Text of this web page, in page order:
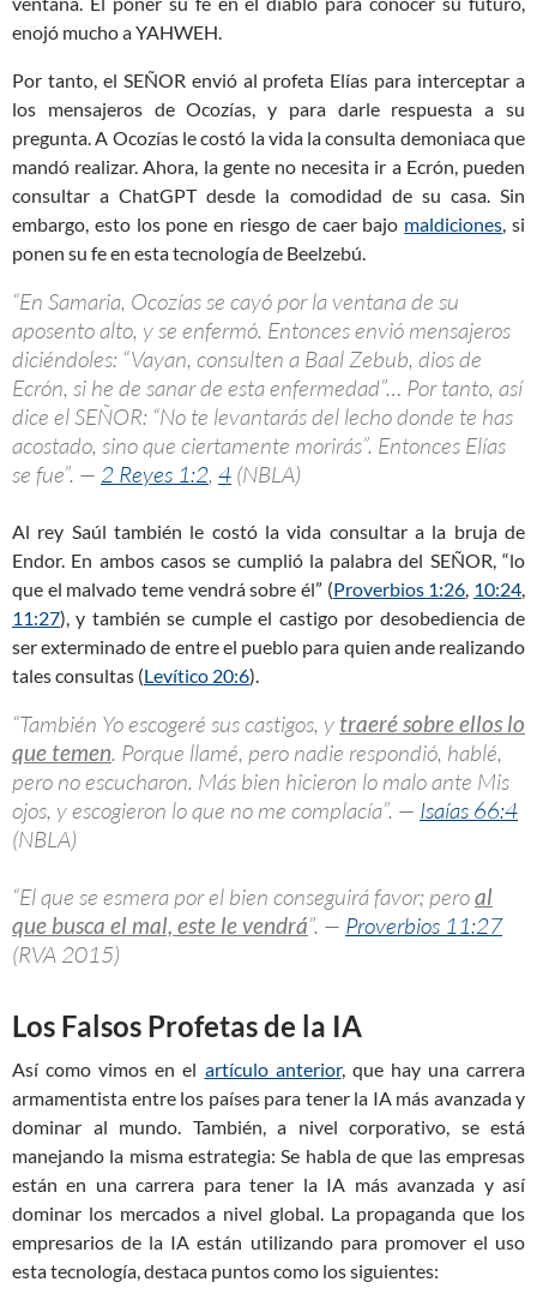
enojó mucho a YAHWEH.
Por tanto, el SEÑOR envió al profeta Elías para interceptar a
los mensajeros de Ocozías, y para darle respuesta a su
pregunta. A Ocozías le costó la vida la consulta demoniaca que
mandó realizar. Ahora, la gente no necesita ir a Ecrón, pueden
consultar a ChatGPT desde la comodidad de su casa. Sin
embargo, esto los pone en riesgo de caer bajo maldiciones, si
ponen su fe en esta tecnología de Beelzebú.
“En Samaria, Ocozías se cayó por la ventana de su
aposento alto, y se enfermó. Entonces envió mensajeros
diciéndoles: “Vayan, consulten a Baal Zebub, dios de
Ecrón, si he de sanar de esta enfermedad”… Por tanto, así
dice el SEÑOR: “No te levantarás del lecho donde te has
acostado, sino que ciertamente morirás”. Entonces Elías
se fue”. — 2 Reyes 1:2, 4 (NBLA)
Al rey Saúl también le costó la vida consultar a la bruja de
Endor. En ambos casos se cumplió la palabra del SEÑOR, “lo
que el malvado teme vendrá sobre él” (Proverbios 1:26, 10:24,
11:27), y también se cumple el castigo por desobediencia de
ser exterminado de entre el pueblo para quien ande realizando
tales consultas (Levítico 20:6).
“También Yo escogeré sus castigos, y traeré sobre ellos lo
que temen. Porque llamé, pero nadie respondió, hablé,
pero no escucharon. Más bien hicieron lo malo ante Mis
ojos, y escogieron lo que no me complacía”. — Isaías 66:4
(NBLA)
“El que se esmera por el bien conseguirá favor; peroal
que busca el mal, este le vendrá”. — Proverbios 11:27
(RVA 2015)
Los Falsos Profetas de la IA
Así como vimos en el artículo anterior, que hay una carrera
armamentista entre los países para tener la IA más avanzada y
dominar al mundo. También, a nivel corporativo, se está
manejando la misma estrategia: Se habla de que las empresas
están en una carrera para tener la IA más avanzada y así
dominar los mercados a nivel global. La propaganda que los
empresarios de la IA están utilizando para promover el uso
esta tecnología, destaca puntos como los siguientes: